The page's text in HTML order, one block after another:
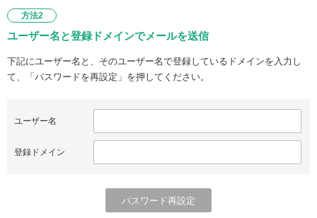
方法2
ユーザー名と登録ドメインでメールを送信
下記にユーザー名と、そのユーザー名で登録しているドメインを入力し
て、「パスワードを再設定」を押してください。
ユーザー名
登録ドメイン